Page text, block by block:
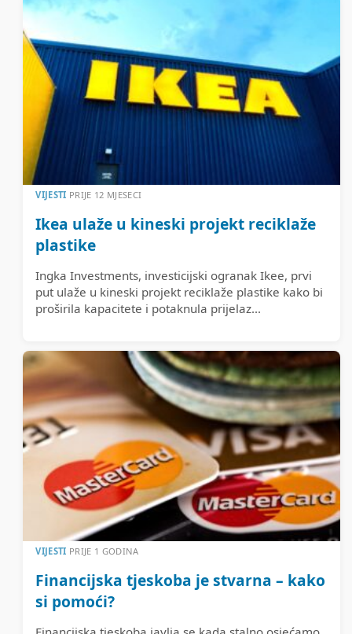
VIJESTI PRIJE 12 MJESECI
Ikea ulaže u kineski projekt reciklaže
plastike
Ingka Investments, investicijski ogranak Ikee, prvi
put ulaže u kineski projekt reciklaže plastike kako bi
proširila kapacitete i potaknula prijelaz...
VIJESTI PRIJE 1 GODINA
Financijska tjeskoba je stvarna – kako
si pomoći?